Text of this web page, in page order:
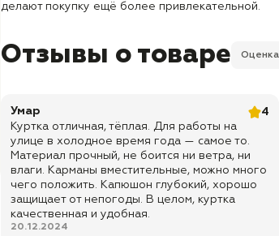
делают покупку ещё более привлекательной.
Отзывы о товаре Оценка
Умар
4
Куртка отличная, тёплая. Для работы на
улице в холодное время года — самое то.
Материал прочный, не боится ни ветра, ни
влаги. Карманы вместительные, можно много
чего положить. Капюшон глубокий, хорошо
защищает от непогоды. В целом, куртка
качественная и удобная.
20.12.2024